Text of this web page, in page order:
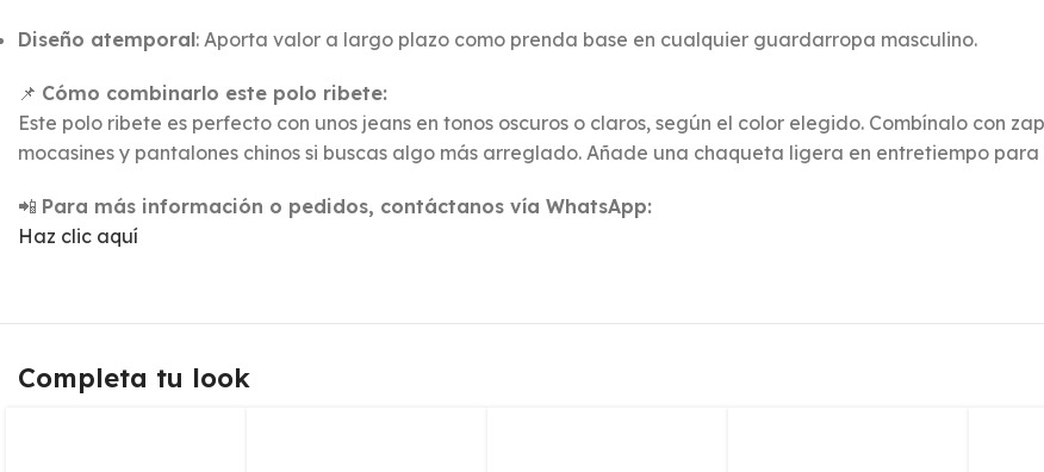
Diseño atemporal: Aporta valor a largo plazo como prenda base en cualquier guardarropa masculino.
📌 Cómo combinarlo este polo ribete:
Este polo ribete es perfecto con unos jeans en tonos oscuros o claros, según el color elegido. Combínalo con
mocasines y pantalones chinos si buscas algo más arreglado. Añade una chaqueta ligera en entretiempo
📲 Para más información o pedidos, contáctanos vía WhatsApp:
Haz clic aquí
Completa tu look